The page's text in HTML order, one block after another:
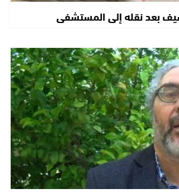
بعد نقله إلى المستشفى